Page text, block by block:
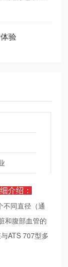
验
介绍：
不同直径（通
和腹部血管的
ATS 707型多